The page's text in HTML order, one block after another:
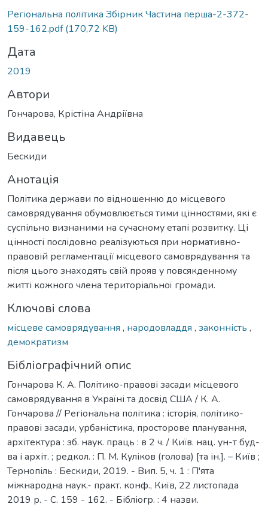
Регіональна політика Збірник Частина перша-2-372-
159-162.pdf(170,72 KB)
Дата
2019
Автори
Гончарова, Крістіна Андріївна
Видавець
Бескиди
Анотація
Політика держави по відношенню до місцевого
самоврядування обумовлюється тими цінностями, які є
суспільно визнаними на сучасному етапі розвитку. Ці
цінності послідовно реалізуються при нормативно-
правовій регламентації місцевого самоврядування та
після цього знаходять свій прояв у повсякденному
житті кожного члена територіальної громади.
Ключові слова
місцеве самоврядування , народовладдя , законність ,
демократизм
Бібліографічний опис
Гончарова К. А. Політико-правові засади місцевого
самоврядування в Україні та досвід США / К. А.
Гончарова // Регіональна політика : історія, політико-
правові засади, урбаністика, просторове планування,
архітектура : зб. наук. праць : в 2 ч. / Київ. нац. ун-т буд-
ва і архіт. ; редкол. : П. М. Куліков (голова) [та ін.]. – Київ ;
Тернопіль : Бескиди, 2019. - Вип. 5, ч. 1 : П'ята
міжнародна наук.- практ. конф., Київ, 22 листопада
2019 р. - С. 159 - 162. - Бібліогр. : 4 назви.